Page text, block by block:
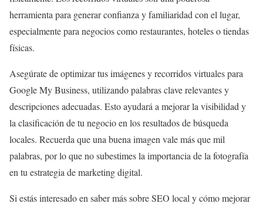
herramienta para generar confianza y familiaridad con el lugar,
especialmente para negocios como restaurantes, hoteles o tiendas
físicas.
Asegúrate de optimizar tus imágenes y recorridos virtuales para
Google My Business, utilizando palabras clave relevantes y
descripciones adecuadas. Esto ayudará a mejorar la visibilidad y
la clasificación de tu negocio en los resultados de búsqueda
locales. Recuerda que una buena imagen vale más que mil
palabras, por lo que no subestimes la importancia de la fotografía
en tu estrategia de marketing digital.
Si estás interesado en saber más sobre SEO local y cómo mejorar